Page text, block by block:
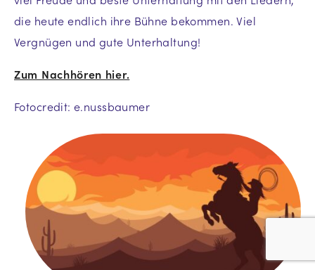
die heute endlich ihre Bühne bekommen. Viel
Vergnügen und gute Unterhaltung!
Zum Nachhören hier.
Fotocredit: e.nussbaumer